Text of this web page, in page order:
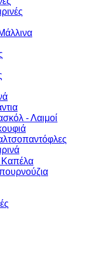
- Λαιμοί